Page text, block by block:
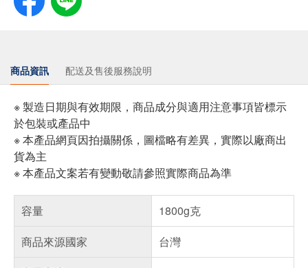
商品資訊 配送及售後服務說明
※ 製造日期與有效期限，商品成分與適用注意事項皆標示
於包裝或產品中
※ 本產品網頁因拍攝關係，圖檔略有差異，實際以廠商出
貨為主
※ 本產品文案若有變動敬請參照實際商品為準
容量
1800g克
商品來源國家
台灣